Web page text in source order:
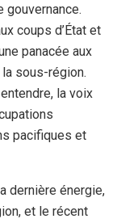
gouvernance.
coups d’État et
panacée aux
sous-région.
la voix
pacifiques et
dernière énergie,
et le récent